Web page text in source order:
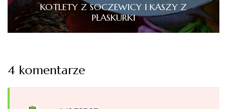
KOTLETY Z SOCZEWICY I KASZY Z
PŁASKURKI
4 komentarze